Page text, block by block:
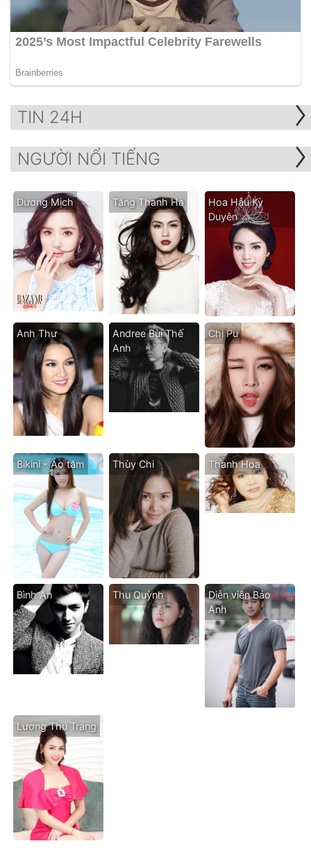
TIN 24H
NGƯỜI NỔI TIẾNG
Dương Mịch Tăng Thanh Hà
Hoa Hậu Kỳ
Duyên
Anh Thư
Andree Bùi Thế
Anh
Chi Pu
Bikini - Áo tăm Thùy Chi Thanh Hoa
Bình An Thu Quỳnh
Diễn viên Bảo
Anh
Lương Thu Trang